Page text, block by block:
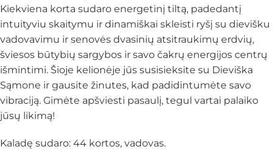
Kiekviena korta sudaro energetinį tiltą, padedantį
intuityviu skaitymu ir dinamiškai skleisti ryšį su dievišku
vadovavimu ir senovės dvasinių atsitraukimų erdvių,
šviesos būtybių sargybos ir savo čakrų energijos centrų
išmintimi. Šioje kelionėje jūs susisieksite su Dieviška
Sąmone ir gausite žinutes, kad padidintumėte savo
vibraciją. Gimėte apšviesti pasaulį, tegul vartai palaiko
jūsų likimą!
Kaladę sudaro: 44 kortos, vadovas.